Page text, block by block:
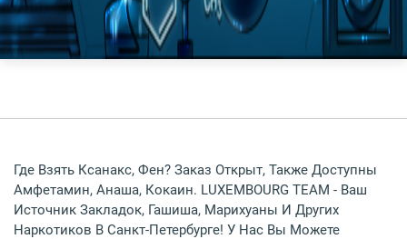
Где Взять Ксанакс, Фен? Заказ Открыт, Также Доступны
Амфетамин, Анаша, Кокаин. LUXEMBOURG TEAM - Ваш
Источник Закладок, Гашиша, Марихуаны И Других
Наркотиков В Санкт-Петербурге! У Нас Вы Можете